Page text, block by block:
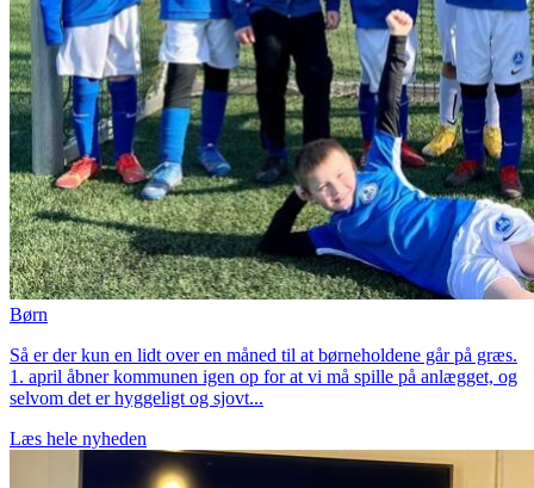
Børn
Så er der kun en lidt over en måned til at børneholdene går på græs.
1. april åbner kommunen igen op for at vi må spille på anlægget, og
selvom det er hyggeligt og sjovt...
Læs hele nyheden